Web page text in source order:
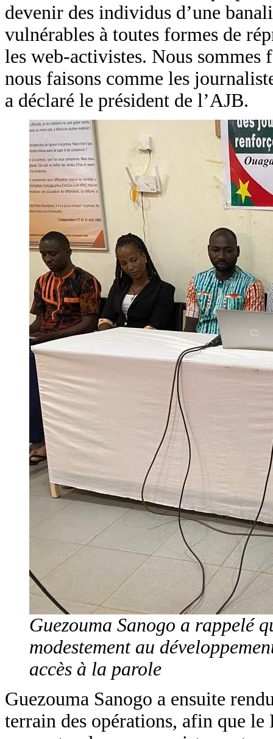
devenir des individus d’une
vulnérables à toutes formes de
les web-activistes. Nous
nous faisons comme les
a déclaré le président de l’AJB.
Guezouma Sanogo a rappelé
modestement au
accès à la parole
Guezouma Sanogo a ensuite
terrain des opérations, afin que